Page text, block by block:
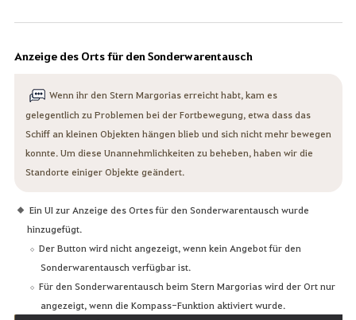
Anzeige des Orts für den Sonderwarentausch
Wenn ihr den Stern Margorias erreicht habt, kam es
gelegentlich zu Problemen bei der Fortbewegung, etwa dass das
Schiff an kleinen Objekten hängen blieb und sich nicht mehr bewegen
konnte. Um diese Unannehmlichkeiten zu beheben, haben wir die
Standorte einiger Objekte geändert.
Ein UI zur Anzeige des Ortes für den Sonderwarentausch wurde
hinzugefügt.
Der Button wird nicht angezeigt, wenn kein Angebot für den
Sonderwarentausch verfügbar ist.
Für den Sonderwarentausch beim Stern Margorias wird der Ort nur
angezeigt, wenn die Kompass-Funktion aktiviert wurde.